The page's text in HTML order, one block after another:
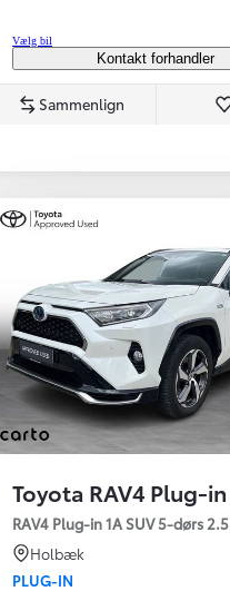
Vælg bil
Kontakt forhandler
Sammenlign
Toyota RAV4 Plug-in
RAV4 Plug-in 1A SUV 5-dørs
Holbæk
PLUG-IN